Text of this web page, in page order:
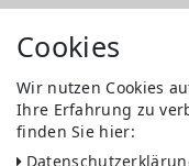
Cookies
Wir nutzen Cookies
Ihre Erfahrung zu
finden Sie hier: